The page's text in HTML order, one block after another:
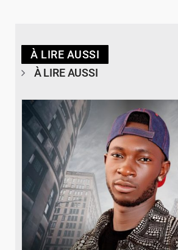
À LIRE AUSSI
À LIRE AUSSI